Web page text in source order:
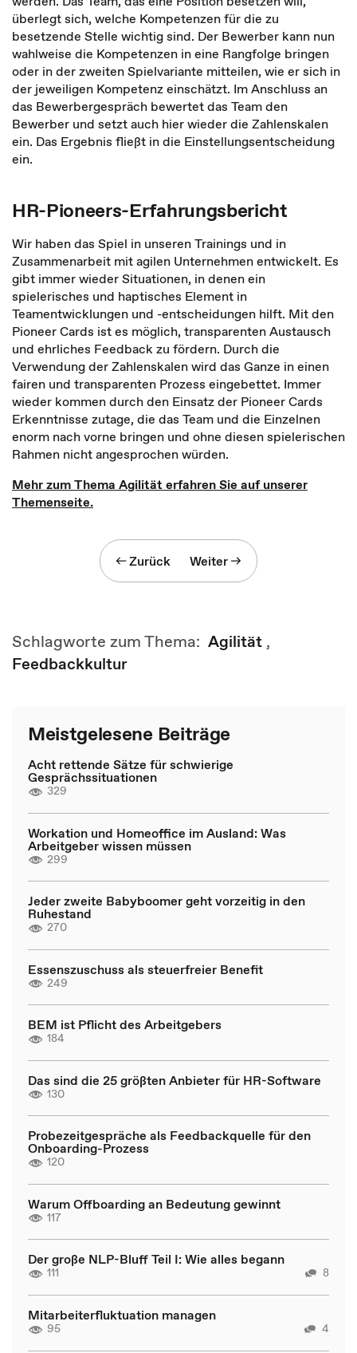
überlegt sich, welche Kompetenzen für die zu
besetzende Stelle wichtig sind. Der Bewerber kann nun
wahlweise die Kompetenzen in eine Rangfolge bringen
oder in der zweiten Spielvariante mitteilen, wie er sich in
der jeweiligen Kompetenz einschätzt. Im Anschluss an
das Bewerbergespräch bewertet das Team den
Bewerber und setzt auch hier wieder die Zahlenskalen
ein. Das Ergebnis fließt in die Einstellungsentscheidung
ein.
HR-Pioneers-Erfahrungsbericht
Wir haben das Spiel in unseren Trainings und in
Zusammenarbeit mit agilen Unternehmen entwickelt. Es
gibt immer wieder Situationen, in denen ein
spielerisches und haptisches Element in
Teamentwicklungen und -entscheidungen hilft. Mit den
Pioneer Cards ist es möglich, transparenten Austausch
und ehrliches Feedback zu fördern. Durch die
Verwendung der Zahlenskalen wird das Ganze in einen
fairen und transparenten Prozess eingebettet. Immer
wieder kommen durch den Einsatz der Pioneer Cards
Erkenntnisse zutage, die das Team und die Einzelnen
enorm nach vorne bringen und ohne diesen spielerischen
Rahmen nicht angesprochen würden.
Mehr zum Thema Agilität erfahren Sie auf unserer
Themenseite.
Zurück Weiter
Schlagworte zum Thema: Agilität ,
Feedbackkultur
Meistgelesene Beiträge
Acht rettende Sätze für schwierige
Gesprächssituationen
329
Workation und Homeoffice im Ausland: Was
Arbeitgeber wissen müssen
299
Jeder zweite Babyboomer geht vorzeitig in den
Ruhestand
270
Essenszuschuss als steuerfreier Benefit
249
BEM ist Pflicht des Arbeitgebers
184
Das sind die 25 größten Anbieter für HR-Software
130
Probezeitgespräche als Feedbackquelle für den
Onboarding-Prozess
120
Warum Offboarding an Bedeutung gewinnt
117
Der große NLP-Bluff Teil I: Wie alles begann
111 8
Mitarbeiterfluktuation managen
95 4